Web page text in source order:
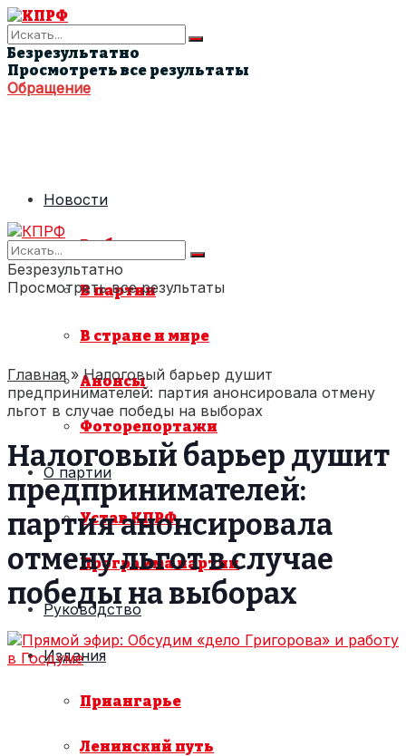
Безрезультатно
Просмотреть все результаты
Обращение
Новости
В области
В партии
В стране и мире
Анонсы
Фоторепортажи
О партии
Устав КПРФ
Программа партии
Руководство
Издания
Приангарье
Ленинский путь
Безрезультатно
Просмотреть все результаты
Главная»Налоговый барьер душит
предпринимателей: партия анонсировала отмену
льгот в случае победы на выборах
Налоговый барьер душит
предпринимателей:
партия анонсировала
отмену льгот в случае
победы на выборах